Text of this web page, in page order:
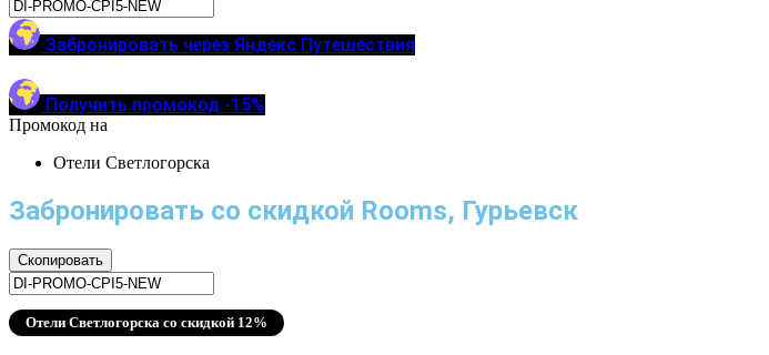
Забронировать через Яндекс Путешествия
Получить промокод -15%
Промокод на
Отели Светлогорска
Забронировать со скидкой Rooms, Гурьевск
Скопировать
Отели Светлогорска со скидкой 12%